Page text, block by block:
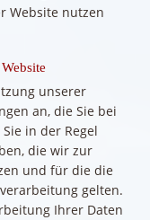
Website nutzen
unserer
an, die Sie bei
in der Regel
die wir zur
und für die die
gelten.
Ihrer Daten